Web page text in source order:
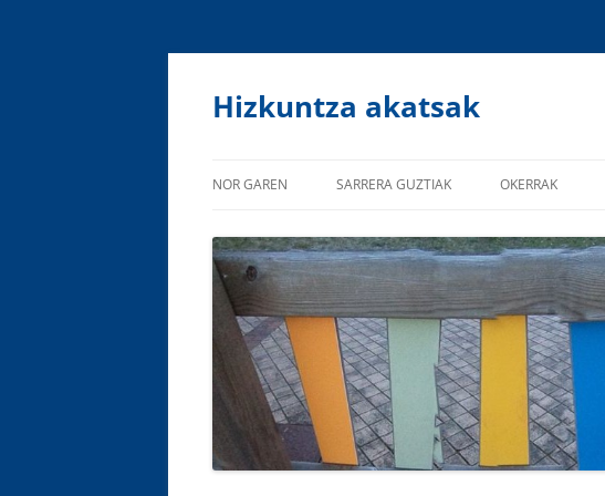
Hizkuntza akatsak
NOR GAREN SARRERA GUZTIAK OKERRAK
ATZIZKIAK
DEKLINABIDEA
HIZTEGI BATUA
KALKOAK
ORTOGRAFIA